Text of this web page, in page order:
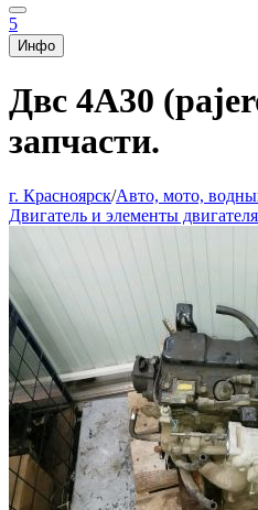
5
Инфо
Двс 4А30
запчасти.
г. Красноярск/Авто, мото,
Двигатель и элементы двигателя